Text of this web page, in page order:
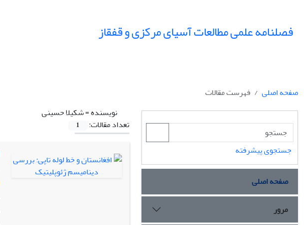
فصلنامه علمی مطالعات آسیای مرکزی و قفقاز
صفحه اصلی
فهرست مقالات
نویسنده =شکیلا حسینی
تعداد مقالات:
1
جستجوی پیشرفته
صفحه اصلی
مرور